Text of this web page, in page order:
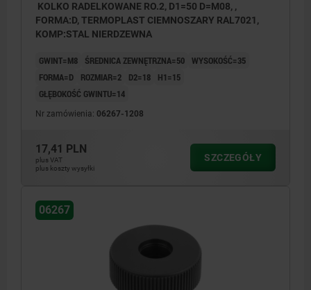
KOLKO RADELKOWANE RO.2, D1=50 D=M08, ,
FORMA:D, TERMOPLAST CIEMNOSZARY RAL7021,
KOMP:STAL NIERDZEWNA
GWINT=M8 ŚREDNICA ZEWNĘTRZNA=50 WYSOKOŚĆ=35
FORMA=D
ROZMIAR=2 D2=18
H1=15
GŁĘBOKOŚĆ GWINTU=14
Nr zamówienia: 06267-1208
17,41 PLN
plus VAT
plus koszty wysyłki
SZCZEGÓŁY
06267